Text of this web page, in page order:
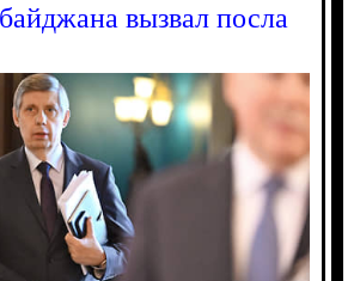
вызвал посла